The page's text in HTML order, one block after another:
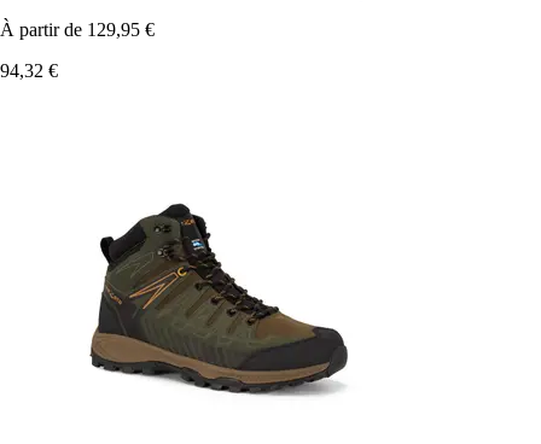
À partir de 129,95 €
94,32 €